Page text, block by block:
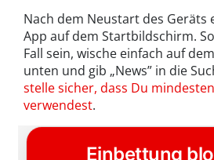
Nach dem Neustart des Geräts
App auf dem Startbildschirm.
Fall sein, wische einfach auf
unten und gib „News” in die
stelle sicher, dass Du
verwendest.